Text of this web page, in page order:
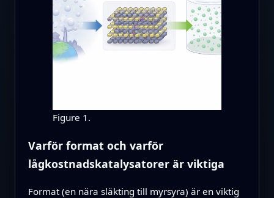
Figure 1.
Varför format och varför
lågkostnadskatalysatorer är viktiga
Format (en nära släkting till myrsyra) är en viktig